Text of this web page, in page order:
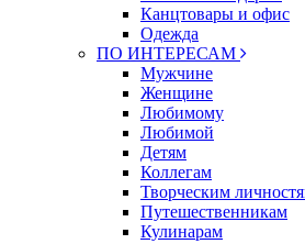
Канцтовары и офис
Одежда
ПО ИНТЕРЕСАМ
Мужчине
Женщине
Любимому
Любимой
Детям
Коллегам
Творческим
Путешественникам
Кулинарам